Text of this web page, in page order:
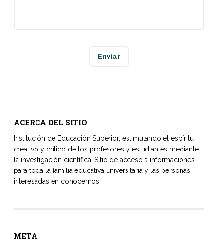
ACERCA DEL SITIO
Institución de Educación Superior, estimulando el espíritu
creativo y crítico de los profesores y estudiantes mediante
la investigación científica. Sitio de acceso a informaciones
para toda la familia educativa universitaria y las personas
interesadas en conocernos.
META